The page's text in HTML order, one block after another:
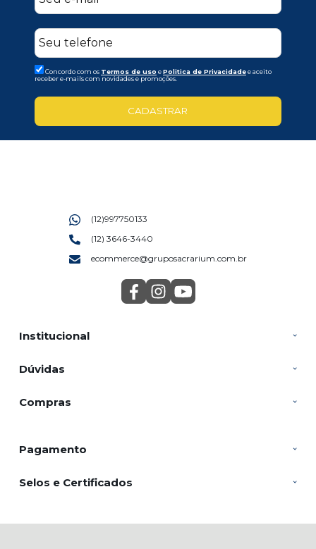
Concordo com os Termos de uso ePolitica de Privacidadee aceito
receber e-mails com novidades e promoções.
CADASTRAR
Institucional
Dúvidas
Compras
(12)997750133
(12) 3646-3440
ecommerce@gruposacrarium.com.br
Pagamento
Selos e Certificados